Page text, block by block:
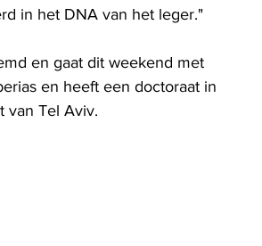
in het DNA van het leger."
en gaat dit weekend met
en heeft een doctoraat in
van Tel Aviv.